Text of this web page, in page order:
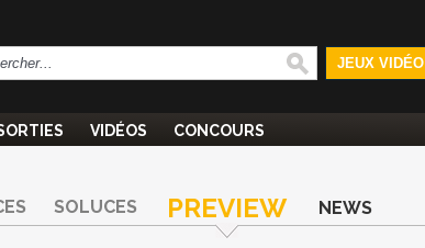
JEUX VIDÉO
VIDÉOS CONCOURS
SOLUCES PREVIEW NEWS